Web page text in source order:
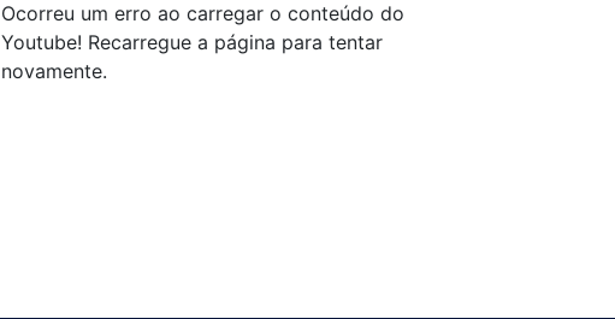
Ocorreu um erro ao carregar o conteúdo do
Youtube! Recarregue a página para tentar
novamente.